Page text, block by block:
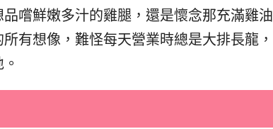
嚐鮮嫩多汁的雞腿，還是懷念那充滿雞油
有想像，難怪每天營業時總是大排長龍，